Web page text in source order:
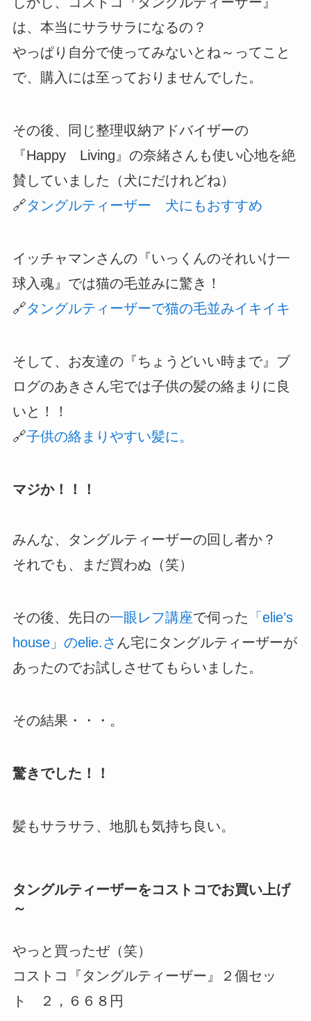
は、本当にサラサラになるの？
やっぱり自分で使ってみないとね～ってこと
で、購入には至っておりませんでした。
その後、同じ整理収納アドバイザーの
『Happy Living』の奈緒さんも使い心地を絶
賛していました（犬にだけれどね）
🔗タングルティーザー 犬にもおすすめ
イッチャマンさんの『いっくんのそれいけ一
球入魂』では猫の毛並みに驚き！
🔗タングルティーザーで猫の毛並みイキイキ
そして、お友達の『ちょうどいい時まで』ブ
ログのあきさん宅では子供の髪の絡まりに良
いと！！
🔗子供の絡まりやすい髪に。
マジか！！！
みんな、タングルティーザーの回し者か？
それでも、まだ買わぬ（笑）
その後、先日の一眼レフ講座で伺った 「elie’s
house」のelie.さ ん宅にタングルティーザーが
あったのでお試しさせてもらいました。
その結果・・・。
驚きでした！！
髪もサラサラ、地肌も気持ち良い。
タングルティーザーをコストコでお買い上げ
～
やっと買ったぜ（笑）
コストコ『タングルティーザー』２個セッ
ト ２，６６８円